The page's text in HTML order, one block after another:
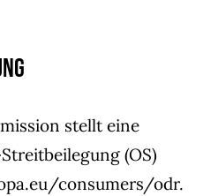
stellt eine
(OS)
consumers/odr.